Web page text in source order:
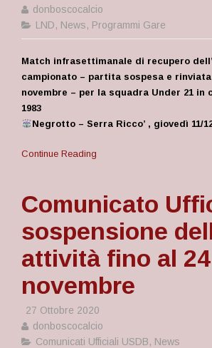
donboscocalcio
LND, News, Programmi Gare
Match infrasettimanale di recupero
campionato – partita sospesa e
novembre – per la squadra Under 21 in
1983
Negrotto – Serra Ricco’ , giovedì 11/
Continue Reading
Comunicato
sospensione
attività fino al 24
novembre
27 Ottobre 2020
donboscocalcio
Comunicati Ufficiali USDB, News